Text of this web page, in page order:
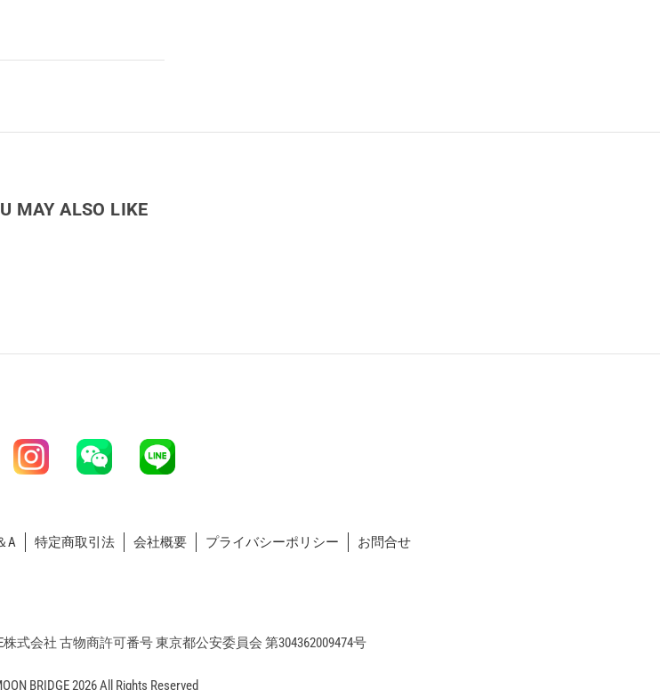
MAY ALSO LIKE
A 特定商取引法 会社概要 プライバシーポリシー お問合せ
式会社 古物商許可番号 東京都公安委員会 第304362009474号
BRIDGE 2026 All Rights Reserved